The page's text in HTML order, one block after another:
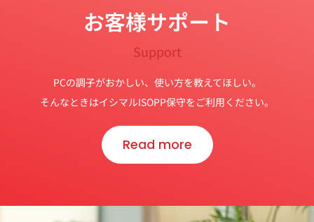
お客様サポート
Support
PCの調子がおかしい、使い方を教えてほしい。
そんなときはイシマルISOPP保守をご利用ください。
Read more